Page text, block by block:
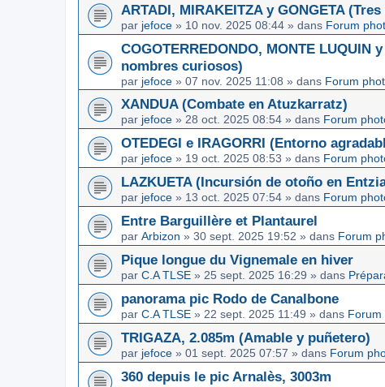
ARTADI, MIRAKEITZA y GONGETA
par jefoce » 10 nov. 2025 08:44 » dans Forum
COGOTERREDONDO, MONTE LUQUIN
nombres curiosos)
par jefoce » 07 nov. 2025 11:08 » dans Forum
XANDUA (Combate en Atuzkarratz)
par jefoce » 28 oct. 2025 08:54 » dans Forum
OTEDEGI e IRAGORRI (Entorno
par jefoce » 19 oct. 2025 08:53 » dans Forum
LAZKUETA (Incursión de otoño en
par jefoce » 13 oct. 2025 07:54 » dans Forum
Entre Barguillère et Plantaurel
par Arbizon » 30 sept. 2025 19:52 » dans Forum
Pique longue du Vignemale en hiver
par C.A TLSE » 25 sept. 2025 16:29 » dans
panorama pic Rodo de Canalbone
par C.A TLSE » 22 sept. 2025 11:49 » dans Forum
TRIGAZA, 2.085m (Amable y puñetero)
par jefoce » 01 sept. 2025 07:57 » dans Forum
360 depuis le pic Arnalès, 3003m